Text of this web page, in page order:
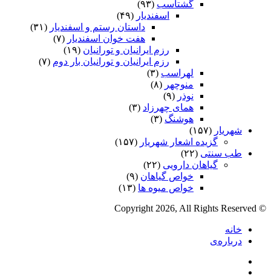
گشتاسب (۹۳)
اسفندیار (۴۹)
داستان رستم و اسفندیار (۳۱)
هفت خوان اسفندیار (۷)
رزم ایرانیان و تورانیان (۱۹)
رزم ایرانیان و تورانیان بار دوم (۷)
لهراسب (۳)
منوچهر (۸)
نوذر (۹)
هماى چهرزاد (۳)
هوشنگ (۳)
شهریار (۱۵۷)
گزیده اشعار شهریار (۱۵۷)
طب سنتی (۲۲)
گیاهان دارویی (۲۲)
خواص گیاهان (۹)
خواص میوه ها (۱۳)
© Copyright 2026, All Rights Reserved
خانه
درباره‌ی